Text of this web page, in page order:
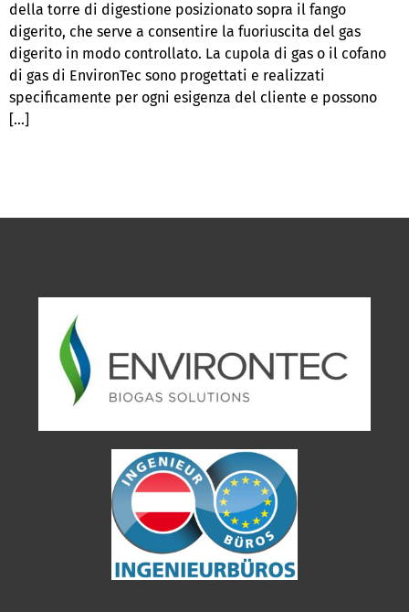
della torre di digestione posizionato sopra il fango
digerito, che serve a consentire la fuoriuscita del gas
digerito in modo controllato. La cupola di gas o il cofano
di gas di EnvironTec sono progettati e realizzati
specificamente per ogni esigenza del cliente e possono
[…]